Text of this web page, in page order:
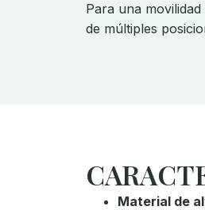
Para una
de múltiples
Material de